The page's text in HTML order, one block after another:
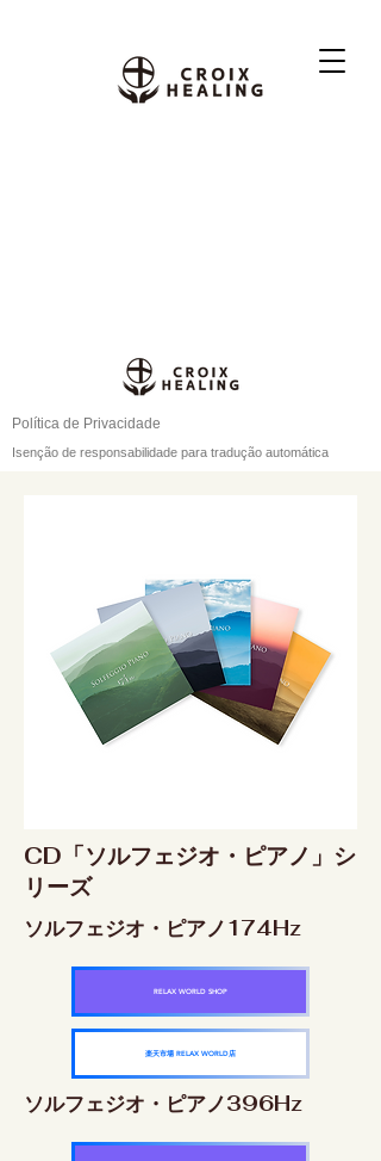
Política de Privacidade
Isenção de responsabilidade para tradução automática
CD「ソルフェジオ・ピアノ」シ
リーズ
ソルフェジオ・ピアノ174Hz
RELAX WORLD SHOP
楽天市場 RELAX WORLD店
ソルフェジオ・ピアノ396Hz